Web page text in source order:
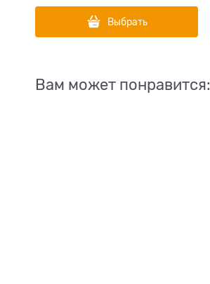
Выбрать
Вам может понравится: